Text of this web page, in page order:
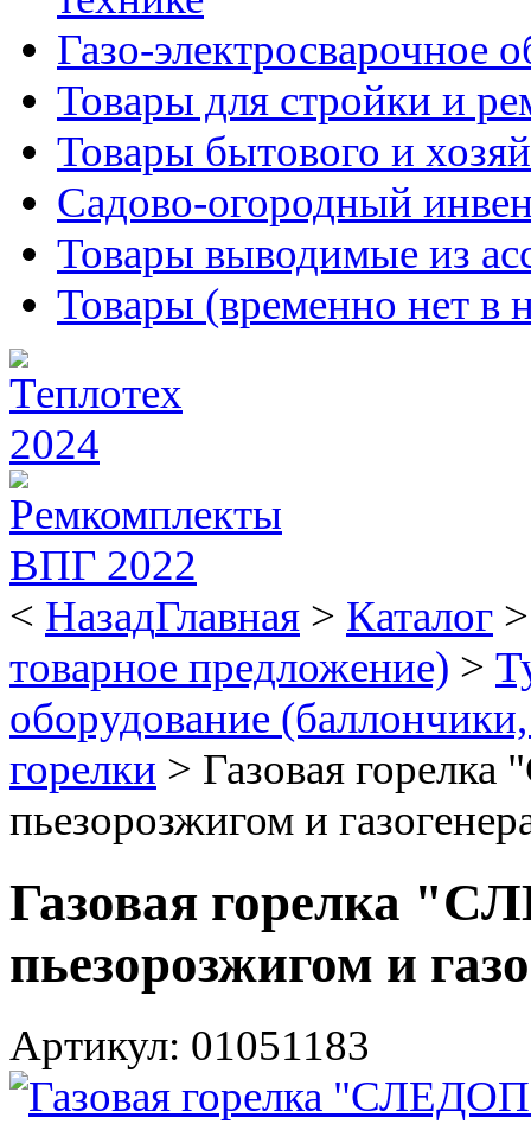
Газо-электросварочное
Товары для стройки и
Товары бытового и
Садово-огородный
Товары выводимые из
Товары (временно нет в
< НазадГлавная > Каталог
товарное предложение) >
оборудование
горелки > Газовая
пьезорозжигом и
Газовая горелка
пьезорозжигом и
Артикул: 01051183